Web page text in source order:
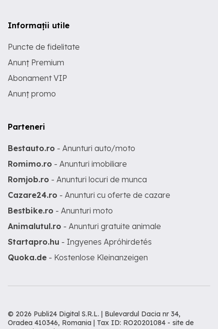
Informații utile
Puncte de fidelitate
Anunț Premium
Abonament VIP
Anunț promo
Parteneri
Bestauto.ro - Anunturi auto/moto
Romimo.ro - Anunturi imobiliare
Romjob.ro - Anunturi locuri de munca
Cazare24.ro - Anunturi cu oferte de cazare
Bestbike.ro - Anunturi moto
Animalutul.ro - Anunturi gratuite animale
Startapro.hu - Ingyenes Apróhirdetés
Quoka.de - Kostenlose Kleinanzeigen
© 2026 Publi24 Digital S.R.L. | Bulevardul Dacia nr 34,
Oradea 410346, Romania | Tax ID: RO20201084 - site de